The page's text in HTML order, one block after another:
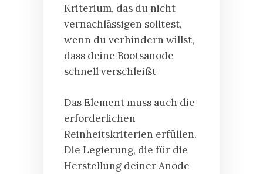
Kriterium, das du nicht
vernachlässigen solltest,
wenn du verhindern willst,
dass deine Bootsanode
schnell verschleißt
Das Element muss auch die
erforderlichen
Reinheitskriterien erfüllen.
Die Legierung, die für die
Herstellung deiner Anode